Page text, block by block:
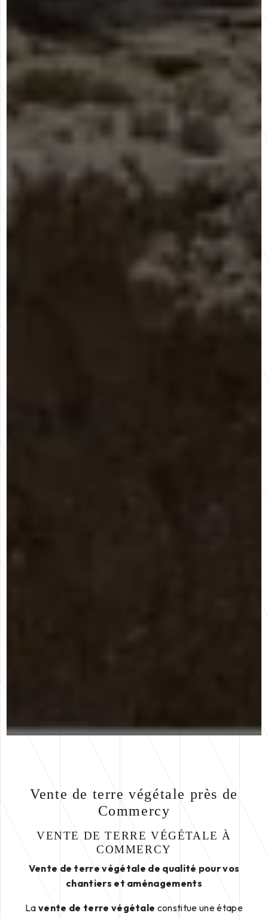
Vente de terre végétale près de
Commercy
VENTE DE TERRE VÉGÉTALE À
COMMERCY
Vente de terre végétale de qualité pour vos
chantiers et aménagements
Lavente de terre végétale constitue une étape